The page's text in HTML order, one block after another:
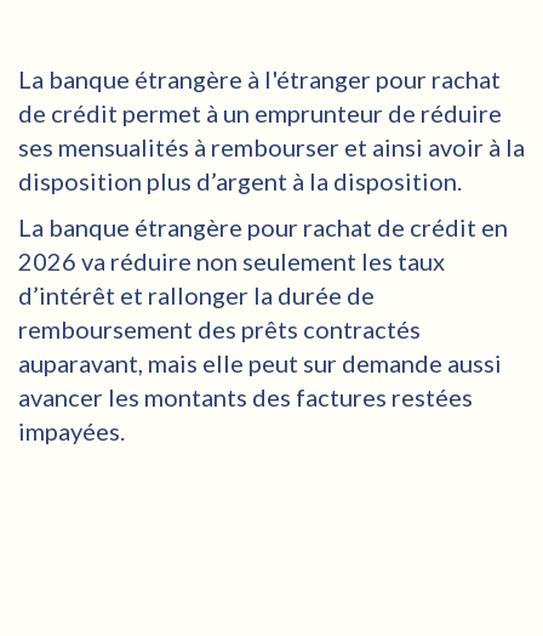
La banque étrangère à l'étranger pour rachat
de crédit permet à un emprunteur de réduire
ses mensualités à rembourser et ainsi avoir à la
disposition plus d’argent à la disposition.
La banque étrangère pour rachat de crédit en
2026 va réduire non seulement les taux
d’intérêt et rallonger la durée de
remboursement des prêts contractés
auparavant, mais elle peut sur demande aussi
avancer les montants des factures restées
impayées.